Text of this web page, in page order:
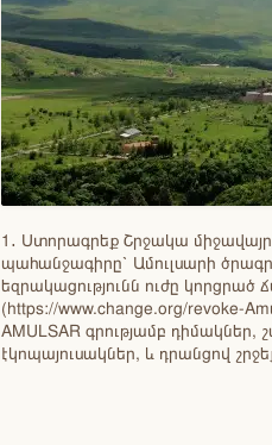
1․ Ստորագրեք Շրջակա
պահանջագիրը՝ Ամուլսարի
եզրակացությունն ուժը կորցրած
(https://www.change.org/revoke-
AMULSAR գրությամբ
էկոպայուսակներ, և դրանցով